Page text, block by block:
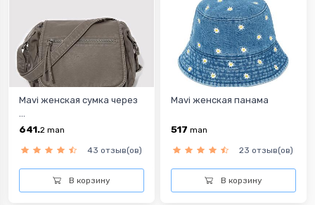
Mavi женская сумка через
...
641.2 man
43 отзыв(ов)
В корзину
Mavi женская панама
517 man
23 отзыв(ов)
В корзину